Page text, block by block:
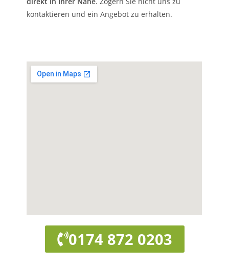
kontaktieren und ein Angebot zu erhalten.
0174 872 0203